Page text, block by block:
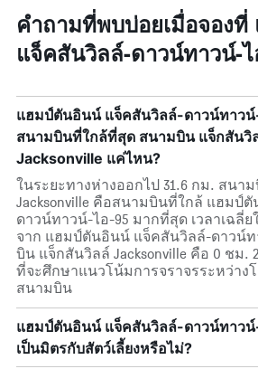
คำถามที่พบบ่อยเมื่อจอง
แจ็คสันวิลล์-ดาวน์ทาวน์-ไ
แฮมป์ตันอินน์ แจ็คสันวิลล์-ดาวน์ทาว
สนามบินที่ใกล้ที่สุด สนามบิน แจ็กสันวิ
Jacksonville แค่ไหน?
ในระยะทางห่างออกไป 31.6 กม. สนา
Jacksonville คือสนามบินที่ใกล้ แฮมป์
ดาวน์ทาวน์-ไอ-95 มากที่สุด เวลาเฉลี่
จาก แฮมป์ตันอินน์ แจ็คสันวิลล์-ดาวน์ท
บิน แจ็กสันวิลล์ Jacksonville คือ 0 ชม.
ที่จะศึกษาแนวโน้มการจราจรระหว่าง
สนามบิน
แฮมป์ตันอินน์ แจ็คสันวิลล์-ดาวน์ทาว
เป็นมิตรกับสัตว์เลี้ยงหรือไม่?